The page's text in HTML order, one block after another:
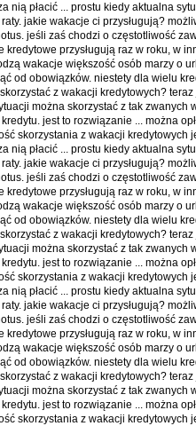
nią płacić ... prostu kiedy aktualna
raty. jakie wakacje ci przysługują?
jeśli zaś chodzi o częstotliwość
kredytowe przysługują raz w roku, w
wakacje większość osób marzy o
od obowiązków. niestety dla wielu
z wakacji kredytowych?
można skorzystać z tak zwanych
kredytu. jest to rozwiązanie ... można
skorzystania z wakacji kredytowych
nią płacić ... prostu kiedy aktualna
raty. jakie wakacje ci przysługują?
jeśli zaś chodzi o częstotliwość
kredytowe przysługują raz w roku, w
wakacje większość osób marzy o
od obowiązków. niestety dla wielu
z wakacji kredytowych?
można skorzystać z tak zwanych
kredytu. jest to rozwiązanie ... można
skorzystania z wakacji kredytowych
nią płacić ... prostu kiedy aktualna
raty. jakie wakacje ci przysługują?
jeśli zaś chodzi o częstotliwość
kredytowe przysługują raz w roku, w
wakacje większość osób marzy o
od obowiązków. niestety dla wielu
z wakacji kredytowych?
można skorzystać z tak zwanych
kredytu. jest to rozwiązanie ... można
skorzystania z wakacji kredytowych